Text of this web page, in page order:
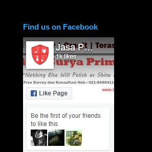
Find us on Facebook